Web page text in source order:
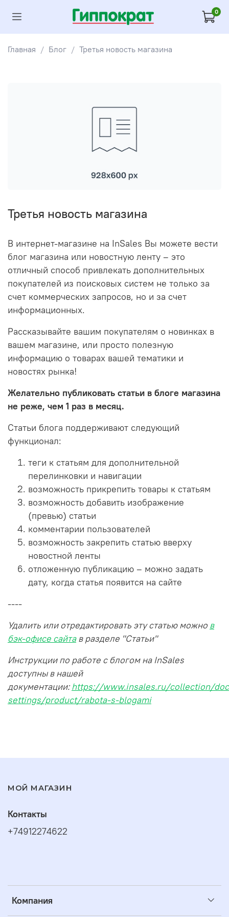
0
Главная Блог Третья новость магазина
Третья новость магазина
В интернет-магазине на InSales Вы можете вести
блог магазина или новостную ленту – это
отличный способ привлекать дополнительных
покупателей из поисковых систем не только за
счет коммерческих запросов, но и за счет
информационных.
Рассказывайте вашим покупателям о новинках в
вашем магазине, или просто полезную
информацию о товарах вашей тематики и
новостях рынка!
Желательно публиковать статьи в блоге магазина
не реже, чем 1 раз в месяц.
Статьи блога поддерживают следующий
функционал:
теги к статьям для дополнительной
перелинковки и навигации
возможность прикрепить товары к статьям
возможность добавить изображение
(превью) статьи
комментарии пользователей
возможность закрепить статью вверху
новостной ленты
отложенную публикацию – можно задать
дату, когда статья появится на сайте
----
Удалить или отредактировать эту статью можно в
бэк-офисе сайтав разделе "Статьи"
Инструкции по работе с блогом на InSales
доступны в нашей
документации:https://www.insales.ru/collection/
settings/product/rabota-s-blogami
МОЙ МАГАЗИН
Компания
Контакты
+74912274622